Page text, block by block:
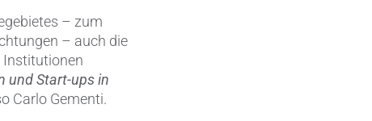
Wärmemanagement
Zerspanungstechnik
– zum
– auch die
Institutionen
und Start-ups in
Carlo Gementi.